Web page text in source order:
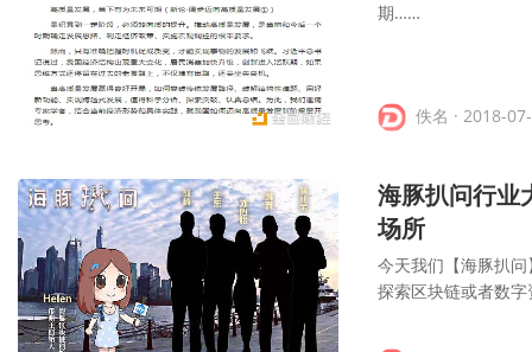
期……
佚名 · 2018-
海豚扒问行业
场所
今天我们【海豚扒
探索区块链或者数